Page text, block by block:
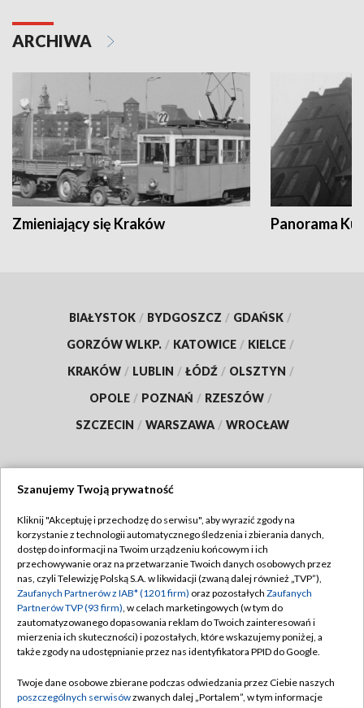
ARCHIWA
Zmieniający się Kraków Panorama
BIAŁYSTOK / BYDGOSZCZ / GDAŃSK /
GORZÓW WLKP. / KATOWICE / KIELCE /
KRAKÓW / LUBLIN / ŁÓDŹ / OLSZTYN /
OPOLE / POZNAŃ / RZESZÓW /
SZCZECIN / WARSZAWA / WROCŁAW
TVP
Abonament TVP
Emisja w TVP
Centrum informacji TVP
Naziemna Telewizja Cyfrowa
Rada Programowa
Regulamin TVP
Polityka prywatności
Moje zgody
Pomoc
Kontakt
Szanujemy Twoją prywatność
Kliknij "Akceptuję i przechodzę do serwisu", aby wyrazić zgody na
korzystanie z technologii automatycznego śledzenia i zbierania danych,
dostęp do informacji na Twoim urządzeniu końcowym i ich
przechowywanie oraz na przetwarzanie Twoich danych osobowych przez
nas, czyli Telewizję Polską S.A. w likwidacji (zwaną dalej również „TVP”),
Zaufanych Partnerów z IAB* (1201 firm) oraz pozostałych Zaufanych
Partnerów TVP (93 firm), w celach marketingowych (w tym do
zautomatyzowanego dopasowania reklam do Twoich zainteresowań i
mierzenia ich skuteczności) i pozostałych, które wskazujemy poniżej, a
także zgody na udostępnianie przez nas identyfikatora PPID do Google.
Twoje dane osobowe zbierane podczas odwiedzania przez Ciebie naszych
poszczególnych serwisówzwanych dalej „Portalem”, w tym informacje